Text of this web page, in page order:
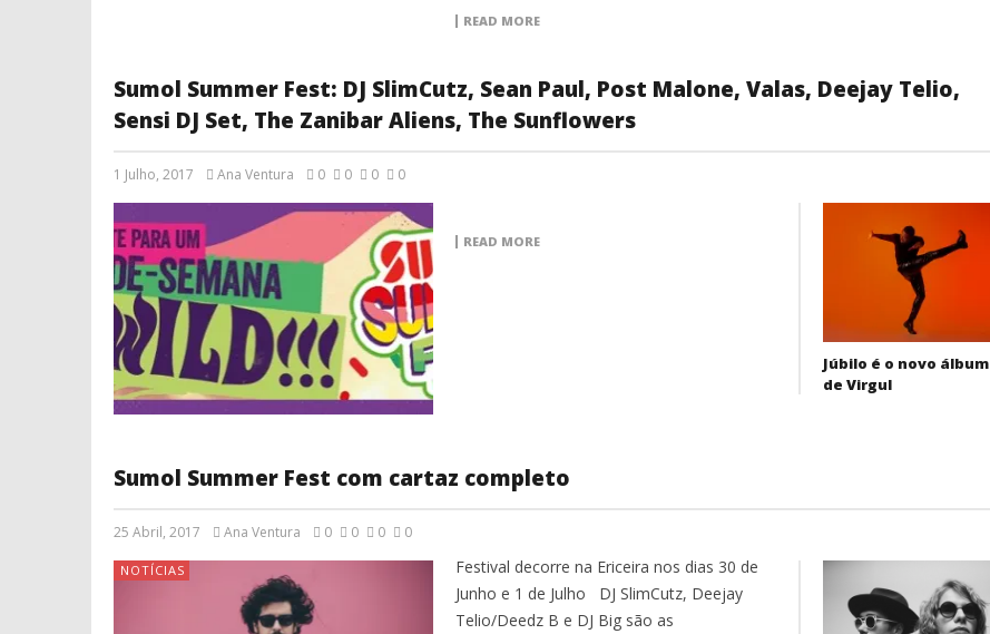
READ MORE
Sumol Summer Fest: DJ SlimCutz, Sean Paul, Post Malone, Valas, Deejay Telio,
Sensi DJ Set, The Zanibar Aliens, The Sunflowers
1 Julho, 2017 Ana Ventura 0 0 0 0
READ MORE
Júbilo é o novo álbum
de Virgul
Sumol Summer Fest com cartaz completo
25 Abril, 2017 Ana Ventura 0 0 0 0
NOTÍCIAS
Festival decorre na Ericeira nos dias 30 de
Junho e 1 de Julho DJ SlimCutz, Deejay
Telio/Deedz B e DJ Big são as